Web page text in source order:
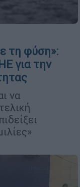
τη φύση»:
για την
να